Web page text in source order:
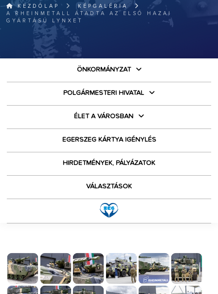
KEZDŐLAP
KÉPGALÉRIA
A RHEINMETALL ÁTADTA AZ ELSŐ HAZAI
GYÁRTÁSÚ LYNXET
ÖNKORMÁNYZAT
POLGÁRMESTERI HIVATAL
ÉLET A VÁROSBAN
EGERSZEG KÁRTYA IGÉNYLÉS
HIRDETMÉNYEK, PÁLYÁZATOK
VÁLASZTÁSOK